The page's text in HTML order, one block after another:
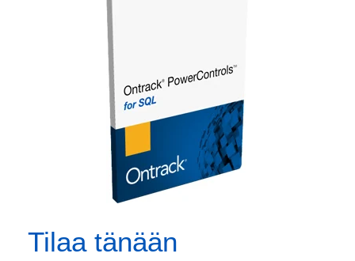
Tilaa tänään